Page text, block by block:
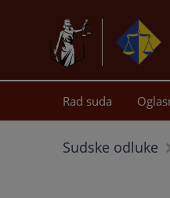
Rad suda
Sudske odluke